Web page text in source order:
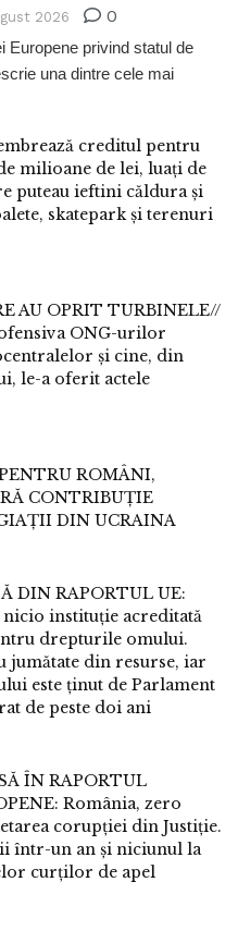
2026 0
Europene privind statul de
una dintre cele mai
creditul pentru
milioane de lei, luați de
puteau ieftini căldura și
skatepark și terenuri
AU OPRIT TURBINELE//
ONG-urilor
și cine, din
le-a oferit actele
ROMÂNI,
CONTRIBUȚIE
DIN UCRAINA
DIN RAPORTUL UE:
nicio instituție acreditată
drepturile omului.
jumătate din resurse, iar
este ținut de Parlament
de peste doi ani
ÎN RAPORTUL
România, zero
corupției din Justiție.
într-un an și niciunul la
curților de apel